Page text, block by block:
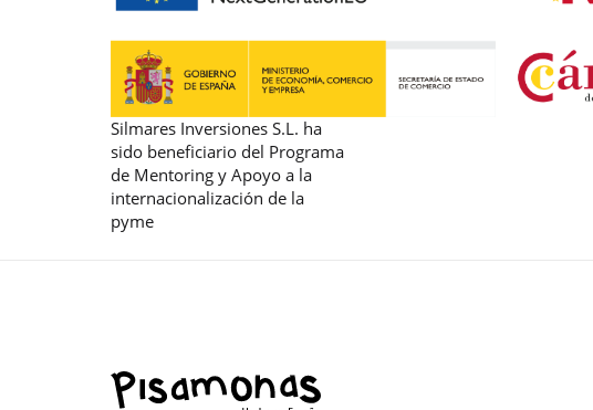
Silmares Inversiones S.L. ha
sido beneficiario del Programa
de Mentoring y Apoyo a la
internacionalización de la
pyme